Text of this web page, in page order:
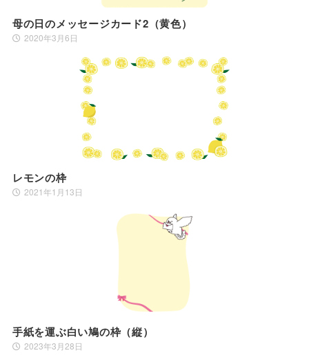
母の日のメッセージカード2（黄色）
2020年3月6日
レモンの枠
2021年1月13日
手紙を運ぶ白い鳩の枠（縦）
2023年3月28日